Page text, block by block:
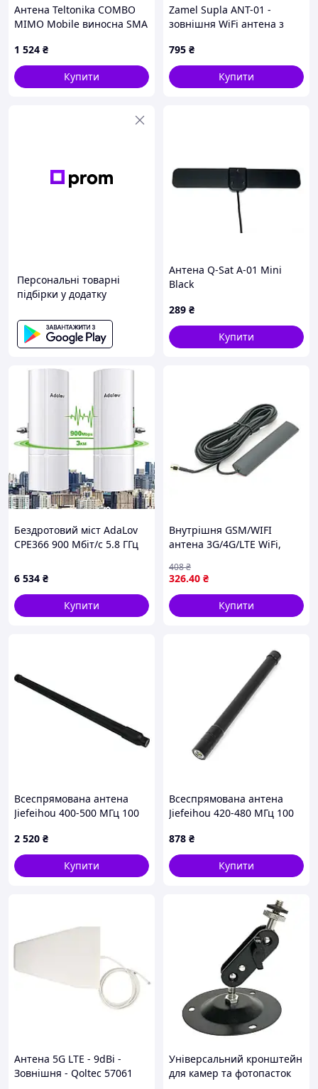
Антена Teltonika COMBO
MIMO Mobile виносна SMA
1 524 ₴
Купити
Zamel Supla ANT-01 -
зовнішня WiFi антена з
магнітна основа - кабель
3м
795 ₴
Купити
Персональні товарні
підбірки у додатку
Антена Q-Sat A-01 Mini
Black
289 ₴
Купити
Бездротовий міст AdaLov
CPE366 900 Мбіт/с 5.8 ГГц
точки до 3 км
6 534 ₴
Купити
Внутрішня GSM/WIFI
антена 3G/4G/LTE WiFi,
5dBi, 3М скотч, 5 метрів
кабелю, кабельне
введення Роз'єм SMA Male
326.40 ₴
408₴
Купити
Всеспрямована антена
Jiefeihou 400-500 МГц 100
2 520 ₴
Купити
Всеспрямована антена
Jiefeihou 420-480 МГц 100
878 ₴
Купити
Антена 5G LTE - 9dBi -
Зовнішня - Qoltec 57061
Універсальний кронштейн
для камер та фотопасток